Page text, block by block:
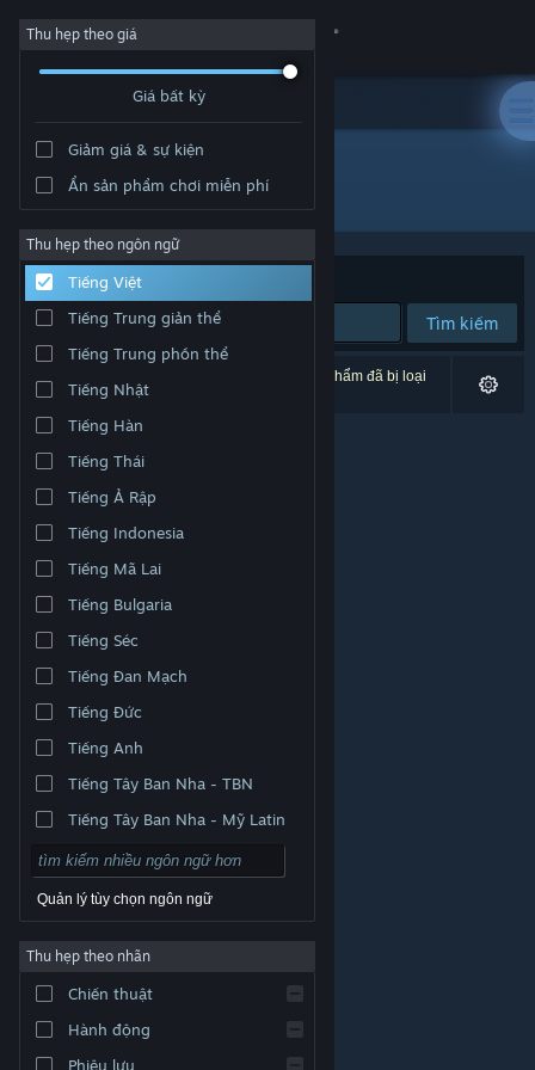
Đăng nhập
Cộng đồng
Thông tin
Hỗ trợ
Thay đổi ngôn ngữ
Cài ứng dụng Steam di động
Xem web cho desktop
thương hiệu là tài sản của chủ sở hữu tương ứng tại
Pháp lý
Hỗ trợ tiếp cận
ký Steam
|Hoàn tiền|
Thu hẹp theo giá
Giá bất kỳ
Giảm giá & sự kiện
Ẩn sản phẩm chơi miễn phí
Thu hẹp theo ngôn ngữ
Tiếng Việt
Tiếng Trung giản thể
Tiếng Trung phồn thể
Tiếng Nhật
Tiếng Hàn
Tiếng Thái
Tiếng Ả Rập
Tiếng Indonesia
Tiếng Mã Lai
Tiếng Bulgaria
Tiếng Séc
Tiếng Đan Mạch
Tiếng Đức
Tiếng Anh
Tiếng Tây Ban Nha - TBN
Tiếng Tây Ban Nha - Mỹ Latin
Quản lý tùy chọn ngôn ngữ
Thu hẹp theo nhãn
Chiến thuật
Hành động
Phiêu lưu
Nhà phát hành: Anate Studio
Xếp theo Độ liên quan
Tìm kiếm
0 kết quả phù hợp tìm kiếm của bạn. 8 tựa sản phẩm đã bị loại
trừ dựa trên tùy chỉnh của bạn.